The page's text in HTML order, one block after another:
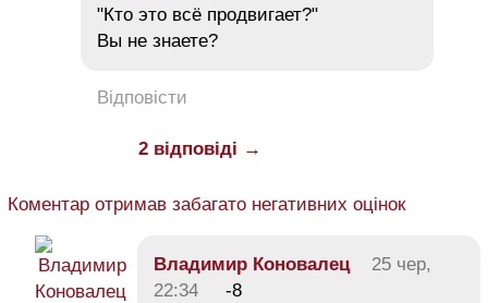
"Кто это всё продвигает?"
Вы не знаете?
Відповісти
2 відповіді →
Коментар отримав забагато негативних оцінок
Владимир Коновалец
25 чер,
22:34
-8